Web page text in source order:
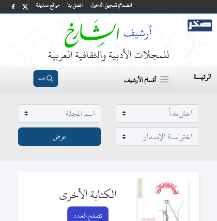
مواقع صديقة اتصل بنا انضمام/ تسجيل الدخول
للمجلات الأدبية والثقافية العربية
الرئيسة أقسام الأرشيف بحث
الكتابة الأخرى
تصفح العدد